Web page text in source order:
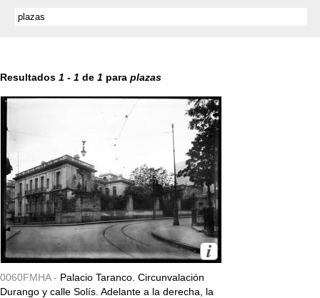
Resultados 1 - 1 de 1 para plazas
0060FMHA - Palacio Taranco. Circunvalación
Durango y calle Solís. Adelante a la derecha, la